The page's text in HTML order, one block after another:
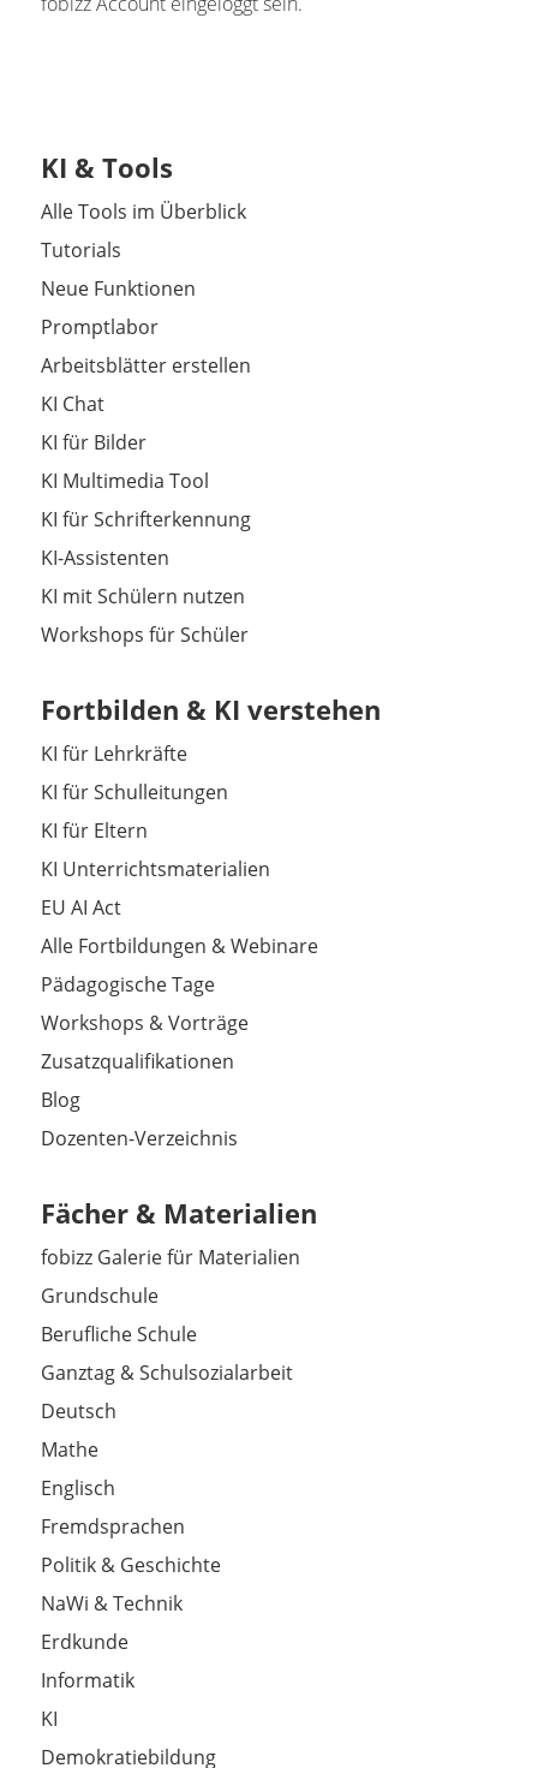
KI & Tools
Alle Tools im Überblick
Tutorials
Neue Funktionen
Promptlabor
Arbeitsblätter erstellen
KI Chat
KI für Bilder
KI Multimedia Tool
KI für Schrifterkennung
KI-Assistenten
KI mit Schülern nutzen
Workshops für Schüler
Fortbilden & KI verstehen
KI für Lehrkräfte
KI für Schulleitungen
KI für Eltern
KI Unterrichtsmaterialien
EU AI Act
Alle Fortbildungen & Webinare
Pädagogische Tage
Workshops & Vorträge
Zusatzqualifikationen
Blog
Dozenten-Verzeichnis
Fächer & Materialien
fobizz Galerie für Materialien
Grundschule
Berufliche Schule
Ganztag & Schulsozialarbeit
Deutsch
Mathe
Englisch
Fremdsprachen
Politik & Geschichte
NaWi & Technik
Erdkunde
Informatik
KI
Demokratiebildung